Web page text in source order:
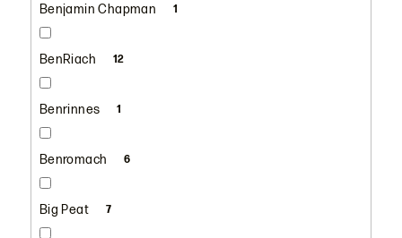
Benjamin Chapman 1
BenRiach 12
Benrinnes 1
Benromach 6
Big Peat 7